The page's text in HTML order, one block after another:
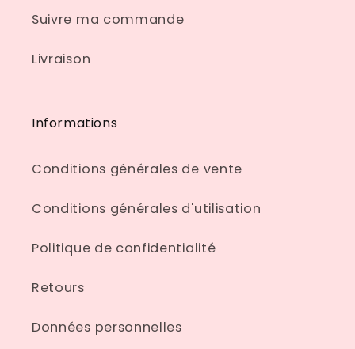
Suivre ma commande
Livraison
Informations
Conditions générales de vente
Conditions générales d'utilisation
Politique de confidentialité
Retours
Données personnelles